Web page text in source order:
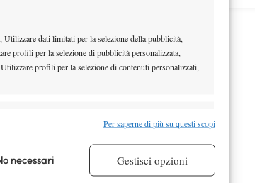
dati limitati per la selezione della pubblicità,
profili per la selezione di pubblicità personalizzata,
profili per la selezione di contenuti personalizzati,
automaticamente.
Per saperne di più su questi scopi
necessari Gestisci opzioni